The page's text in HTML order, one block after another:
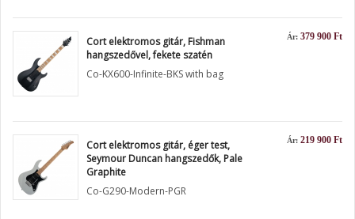
Ár: 379 900 Ft
Cort elektromos gitár, Fishman
hangszedővel, fekete szatén
Co-KX600-Infinite-BKS with bag
Ár: 219 900 Ft
Cort elektromos gitár, éger test,
Seymour Duncan hangszedők, Pale
Graphite
Co-G290-Modern-PGR